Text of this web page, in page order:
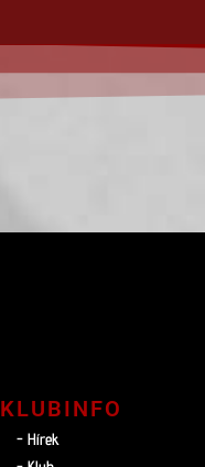
KLUBINFO
- Hírek